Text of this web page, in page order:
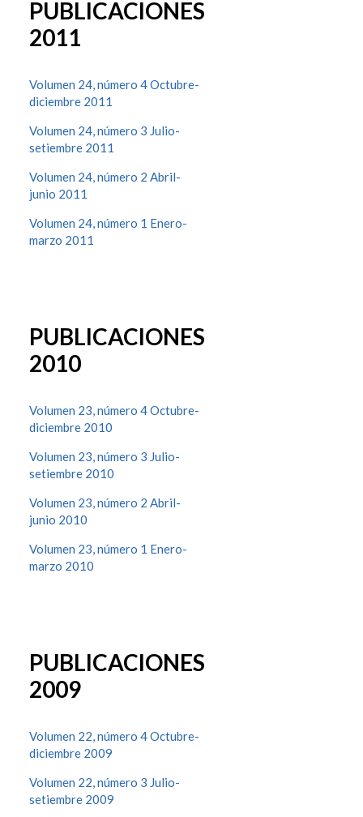
PUBLICACIONES
2011
Volumen 24, número 4 Octubre-
diciembre 2011
Volumen 24, número 3 Julio-
setiembre 2011
Volumen 24, número 2 Abril-
junio 2011
Volumen 24, número 1 Enero-
marzo 2011
PUBLICACIONES
2010
Volumen 23, número 4 Octubre-
diciembre 2010
Volumen 23, número 3 Julio-
setiembre 2010
Volumen 23, número 2 Abril-
junio 2010
Volumen 23, número 1 Enero-
marzo 2010
PUBLICACIONES
2009
Volumen 22, número 4 Octubre-
diciembre 2009
Volumen 22, número 3 Julio-
setiembre 2009